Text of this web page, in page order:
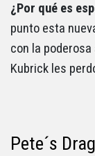
¿Por qué es
punto esta
con la
Kubrick les
Pete´s